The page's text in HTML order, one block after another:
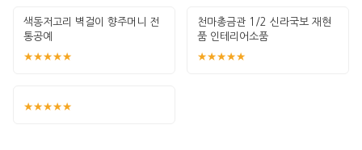
색동저고리 벽걸이 향주머니 전
통공예
★★★★★
천마총금관 1/2 신라국보 재현
품 인테리어소품
★★★★★
★★★★★